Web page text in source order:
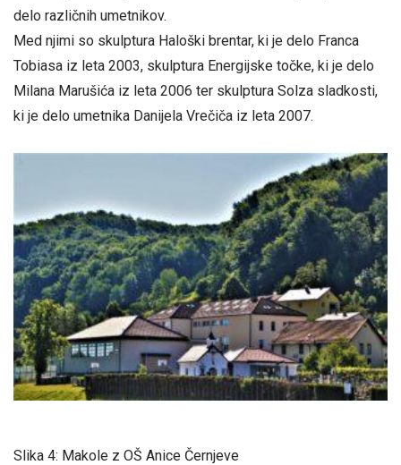
delo različnih umetnikov.
Med njimi so skulptura Haloški brentar, ki je delo Franca
Tobiasa iz leta 2003, skulptura Energijske točke, ki je delo
Milana Marušića iz leta 2006 ter skulptura Solza sladkosti,
ki je delo umetnika Danijela Vrečiča iz leta 2007.
Slika 4: Makole z OŠ Anice Černjeve